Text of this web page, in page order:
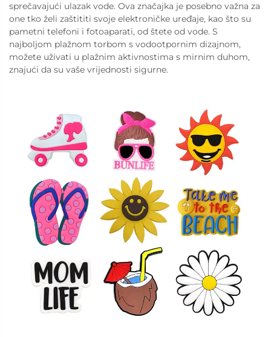
sprečavajući ulazak vode. Ova značajka je posebno važna za
one tko želi zaštititi svoje elektroničke uređaje, kao što su
pametni telefoni i fotoaparati, od štete od vode. S
najboljom plažnom torbom s vodootpornim dizajnom,
možete uživati u plažnim aktivnostima s mirnim duhom,
znajući da su vaše vrijednosti sigurne.